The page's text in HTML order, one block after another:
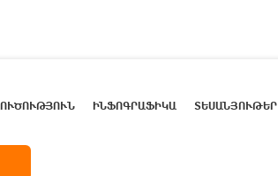
ԻՆՖՈԳՐԱՖԻԿԱ ՏԵՍԱՆՅՈՒԹԵՐ